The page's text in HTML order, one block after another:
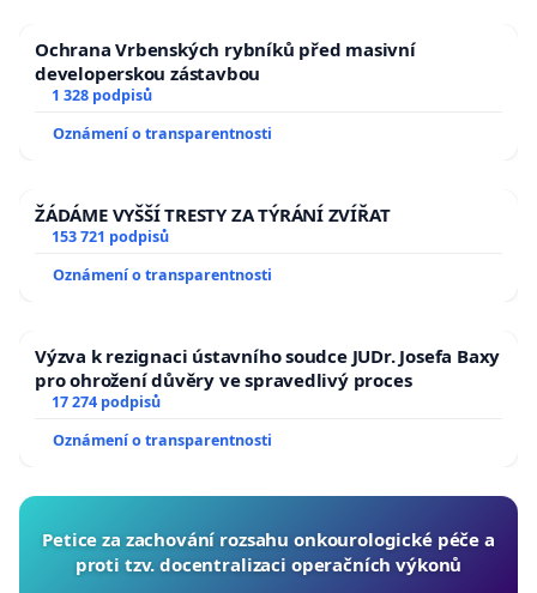
Ochrana Vrbenských rybníků před masivní
developerskou zástavbou
1 328 podpisů
Oznámení o transparentnosti
ŽÁDÁME VYŠŠÍ TRESTY ZA TÝRÁNÍ ZVÍŘAT
153 721 podpisů
Oznámení o transparentnosti
Výzva k rezignaci ústavního soudce JUDr. Josefa Baxy
pro ohrožení důvěry ve spravedlivý proces
17 274 podpisů
Oznámení o transparentnosti
Petice za zachování rozsahu onkourologické péče a
proti tzv. docentralizaci operačních výkonů